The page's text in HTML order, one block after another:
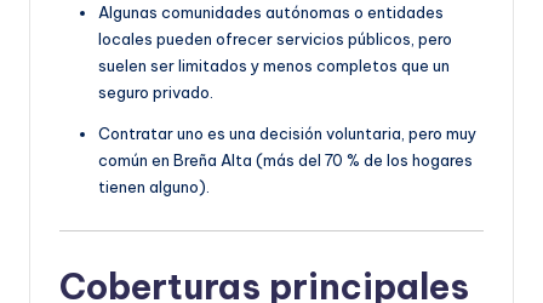
Algunas comunidades autónomas o entidades
locales pueden ofrecer servicios públicos, pero
suelen ser limitados y menos completos que un
seguro privado.
Contratar uno es una decisión voluntaria, pero muy
común en Breña Alta (más del 70 % de los hogares
tienen alguno).
Coberturas principales